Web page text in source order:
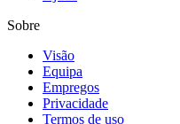
Sobre
Visão
Equipa
Empregos
Privacidade
Termos de uso